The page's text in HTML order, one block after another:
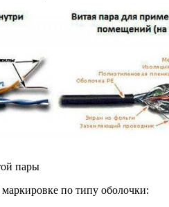
пары
маркировке по типу оболочки: